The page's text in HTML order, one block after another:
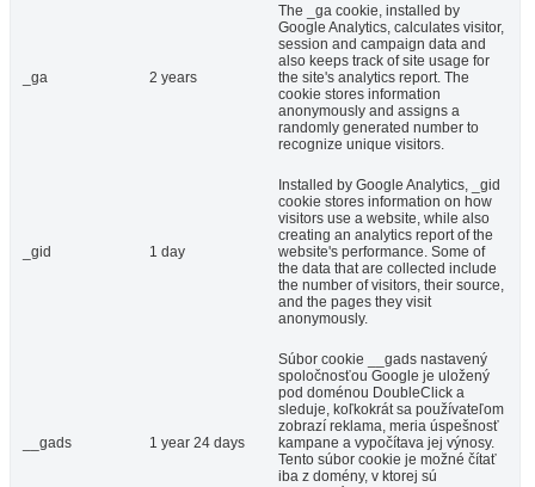
_ga 2 years
The _ga cookie, installed by
Google Analytics, calculates visitor,
session and campaign data and
also keeps track of site usage for
the site's analytics report. The
cookie stores information
anonymously and assigns a
randomly generated number to
recognize unique visitors.
_gid 1 day
Installed by Google Analytics, _gid
cookie stores information on how
visitors use a website, while also
creating an analytics report of the
website's performance. Some of
the data that are collected include
the number of visitors, their source,
and the pages they visit
anonymously.
__gads 1 year 24 days
Súbor cookie __gads nastavený
spoločnosťou Google je uložený
pod doménou DoubleClick a
sleduje, koľkokrát sa používateľom
zobrazí reklama, meria úspešnosť
kampane a vypočítava jej výnosy.
Tento súbor cookie je možné čítať
iba z domény, v ktorej sú